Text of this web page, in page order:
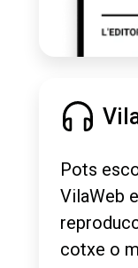
Pots
VilaWeb
cotxe o